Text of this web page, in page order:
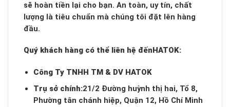
sẽ hoàn tiền lại cho bạn. An toàn, uy tín, chất
lượng là tiêu chuẩn mà chúng tôi đặt lên hàng
đầu.
Quý khách hàng có thể liên hệ đến HATOK:
Công Ty TNHH TM & DV HATOK
Trụ sở chính:21/2 Đường huỳnh thị hai, Tổ 8,
Phường tân chánh hiệp, Quận 12, Hồ Chí Minh